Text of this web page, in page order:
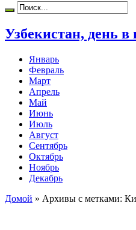
Узбекистан, день
Январь
Февраль
Март
Апрель
Май
Июнь
Июль
Август
Сентябрь
Октябрь
Ноябрь
Декабрь
Домой » Архивы с метками: